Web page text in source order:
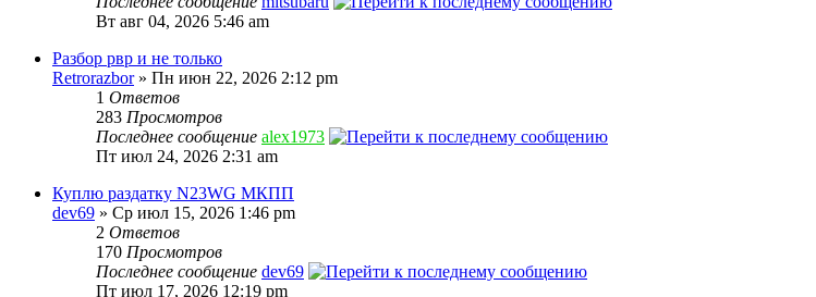
Вт авг 04, 2026 5:46 am
Разбор рвр и не только
Retrorazbor» Пн июн 22, 2026 2:12 pm
1 Ответов
283 Просмотров
Последнее сообщение alex1973
Пт июл 24, 2026 2:31 am
Куплю раздатку N23WG МКПП
dev69 » Ср июл 15, 2026 1:46 pm
2 Ответов
170 Просмотров
Последнее сообщение dev69
Пт июл 17, 2026 12:19 pm